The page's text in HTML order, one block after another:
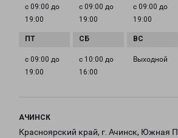
с 09:00 до
19:00
с 09:00 до
19:00
с 09:00 до
19:00
с 09:00 до
19:00
с 10:00 до
16:00
Выходной
АЧИНСК
Красноярский край, г. Ачинск, Южная